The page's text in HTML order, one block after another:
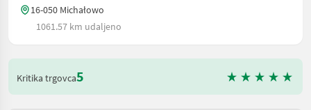
16-050 Michałowo
1061.57 km udaljeno
Kritika trgovca5